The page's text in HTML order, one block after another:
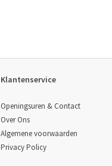
Klantenservice
Openingsuren & Contact
Over Ons
Algemene voorwaarden
Privacy Policy